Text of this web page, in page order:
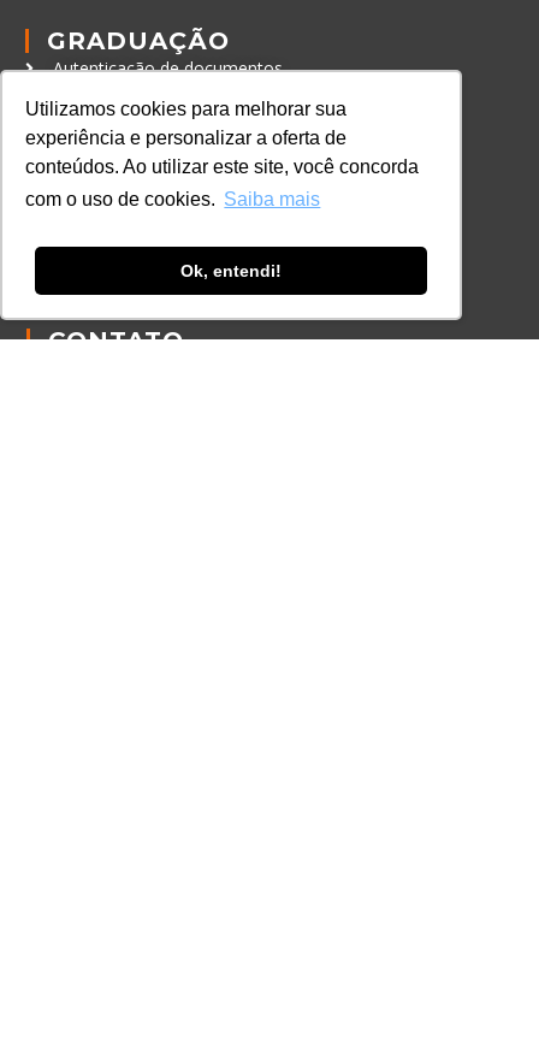
Utilizamos cookies para melhorar sua
experiência e personalizar a oferta de
conteúdos. Ao utilizar este site, você concorda
com o uso de cookies. Saiba mais
Ok, entendi!
GRADUAÇÃO
Autenticação de documentos
CURSOS, EVENTOS E
CERTIFICAÇÕES
Online
In Company
Eventos
CONTATO